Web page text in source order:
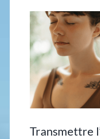
Transmettre